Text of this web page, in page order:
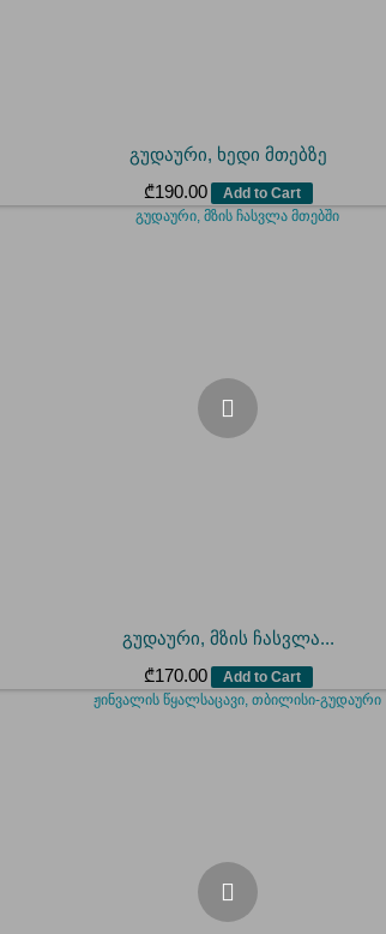
გუდაური, ხედი მთებზე
₾190.00 Add to Cart
გუდაური, მზის ჩასვლა...
₾170.00 Add to Cart